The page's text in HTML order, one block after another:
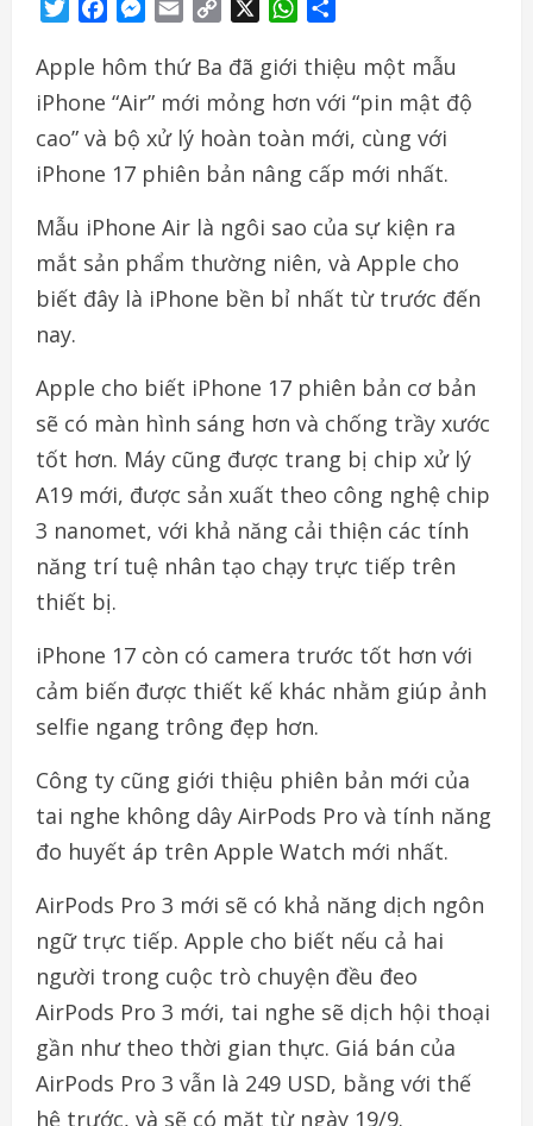
TwitterFacebookMessenger
Email
Copy
WhatsApp
Apple hôm thứ Ba đã giới thiệu một mẫu
iPhone “Air” mới mỏng hơn với “pin mật độ
cao” và bộ xử lý hoàn toàn mới, cùng với
iPhone 17 phiên bản nâng cấp mới nhất.
Mẫu iPhone Air là ngôi sao của sự kiện ra
mắt sản phẩm thường niên, và Apple cho
biết đây là iPhone bền bỉ nhất từ trước đến
nay.
Apple cho biết iPhone 17 phiên bản cơ bản
sẽ có màn hình sáng hơn và chống trầy xước
tốt hơn. Máy cũng được trang bị chip xử lý
A19 mới, được sản xuất theo công nghệ chip
3 nanomet, với khả năng cải thiện các tính
năng trí tuệ nhân tạo chạy trực tiếp trên
thiết bị.
iPhone 17 còn có camera trước tốt hơn với
cảm biến được thiết kế khác nhằm giúp ảnh
selfie ngang trông đẹp hơn.
Công ty cũng giới thiệu phiên bản mới của
tai nghe không dây AirPods Pro và tính năng
đo huyết áp trên Apple Watch mới nhất.
AirPods Pro 3 mới sẽ có khả năng dịch ngôn
ngữ trực tiếp. Apple cho biết nếu cả hai
người trong cuộc trò chuyện đều đeo
AirPods Pro 3 mới, tai nghe sẽ dịch hội thoại
gần như theo thời gian thực. Giá bán của
AirPods Pro 3 vẫn là 249 USD, bằng với thế
hệ trước, và sẽ có mặt từ ngày 19/9.